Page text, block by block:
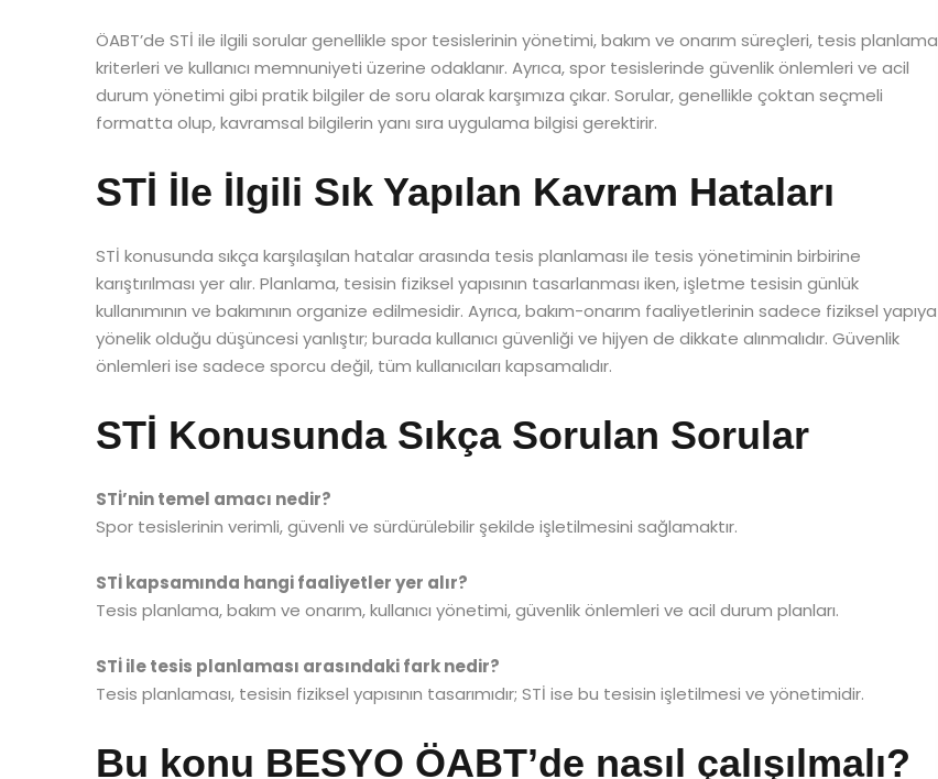
ÖABT’de STİ ile ilgili sorular genellikle spor tesislerinin yönetimi, bakım ve onarım süreçleri, tesis planlama
kriterleri ve kullanıcı memnuniyeti üzerine odaklanır. Ayrıca, spor tesislerinde güvenlik önlemleri ve acil
durum yönetimi gibi pratik bilgiler de soru olarak karşımıza çıkar. Sorular, genellikle çoktan seçmeli
formatta olup, kavramsal bilgilerin yanı sıra uygulama bilgisi gerektirir.
STİ İle İlgili Sık Yapılan Kavram Hataları
STİ konusunda sıkça karşılaşılan hatalar arasında tesis planlaması ile tesis yönetiminin birbirine
karıştırılması yer alır. Planlama, tesisin fiziksel yapısının tasarlanması iken, işletme tesisin günlük
kullanımının ve bakımının organize edilmesidir. Ayrıca, bakım-onarım faaliyetlerinin sadece fiziksel yapıya
yönelik olduğu düşüncesi yanlıştır; burada kullanıcı güvenliği ve hijyen de dikkate alınmalıdır. Güvenlik
önlemleri ise sadece sporcu değil, tüm kullanıcıları kapsamalıdır.
STİ Konusunda Sıkça Sorulan Sorular
STİ’nin temel amacı nedir?
Spor tesislerinin verimli, güvenli ve sürdürülebilir şekilde işletilmesini sağlamaktır.
STİ kapsamında hangi faaliyetler yer alır?
Tesis planlama, bakım ve onarım, kullanıcı yönetimi, güvenlik önlemleri ve acil durum planları.
STİ ile tesis planlaması arasındaki fark nedir?
Tesis planlaması, tesisin fiziksel yapısının tasarımıdır; STİ ise bu tesisin işletilmesi ve yönetimidir.
Bu konu BESYO ÖABT’de nasıl çalışılmalı?